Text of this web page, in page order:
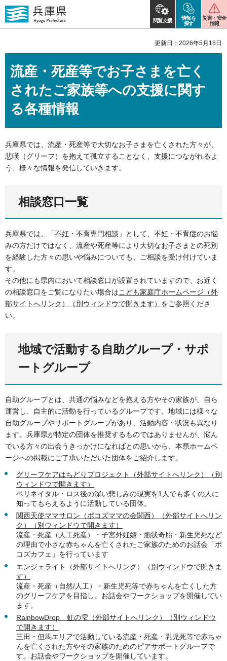
閲覧支援
情報を
探す
災害・安全
情報
更新日：2026年5月18日
流産・死産等でお子さまを亡く
されたご家族等への支援に関す
る各種情報
兵庫県では、流産・死産等で大切なお子さまを亡くされた方々が、
悲嘆（グリーフ）を抱えて孤立することなく、支援につながれるよ
う、様々な情報を発信していきます。
相談窓口一覧
兵庫県では、「不妊・不育専門相談 」として、不妊・不育症のお悩
みの方だけではなく、流産や死産等により大切なお子さまとの死別
を経験した方々の思いや悩みについても、ご相談を受け付けていま
す。
その他にも県内において相談窓口が設置されていますので、お近く
の相談窓口をご覧になりたい場合はこども家庭庁ホームページ（外
部サイトへリンク）（別ウィンドウで開きます） をご参照くださ
い。
地域で活動する自助グループ・サポ
ートグループ
自助グループとは、共通の悩みなどを抱える方やその家族が、自ら
運営し、自主的に活動を行っているグループです。地域には様々な
自助グループやサポートグループがあり、活動内容・状況も異なり
ます。兵庫県が特定の団体を推奨するものではありませんが、悩ん
でいる方々の出会うきっかけになればとの思いから、本県ホームペ
ージへの掲載にご了承いただいた団体をご紹介します。
グリーフケアはちどりプロジェクト（外部サイトへリンク）（別
ウィンドウで開きます）
ペリネイタル・ロス後の深い悲しみの現実を1人でも多くの人に
知ってもらえるように活動している団体。
関西天使ママサロン（ポコズママの会関西）（外部サイトへリン
ク）（別ウィンドウで開きます）
流産・死産（人工死産）・子宮外妊娠・胞状奇胎・新生児死など
の理由で小さな赤ちゃんを亡くされたご家族のためのお話会「ポ
コズカフェ」を行っています
エンジェライト（外部サイトへリンク）（別ウィンドウで開きま
す）
流産・死産（自然/人工）・新生児死等で赤ちゃんを亡くした方
のグリーフケアを目指し、お話会やワークショップを開催してい
ます。
RainbowDrop 虹の雫（外部サイトへリンク）（別ウィンドウ
で開きます）
三田・但馬エリアで活動している流産・死産・乳児死等で赤ちゃ
んを亡くされた方やその家族のためのピアサポートグループで
す。お話会やワークショップを開催しています。